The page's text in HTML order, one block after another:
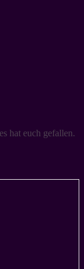
hat euch gefallen.